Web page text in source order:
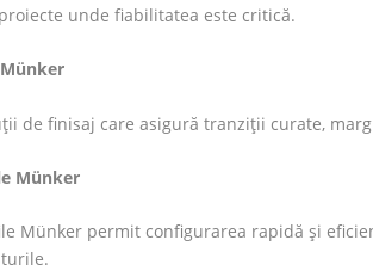
unde fiabilitatea este critică.
de finisaj care asigură tranziții curate,
Münker
Münker permit configurarea rapidă și